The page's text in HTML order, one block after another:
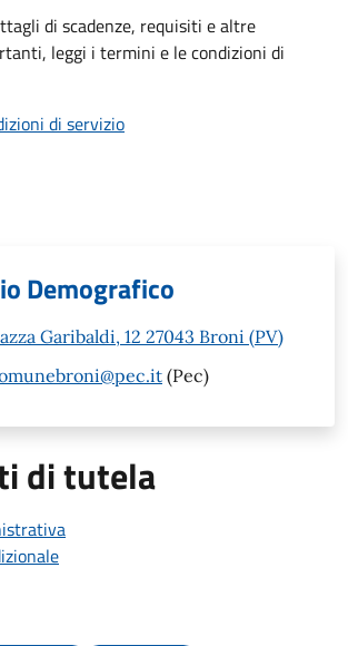
di scadenze, requisiti e altre
leggi i termini e le condizioni di
di servizio
Demografico
Garibaldi, 12 27043 Broni (PV)
(Pec)
di tutela